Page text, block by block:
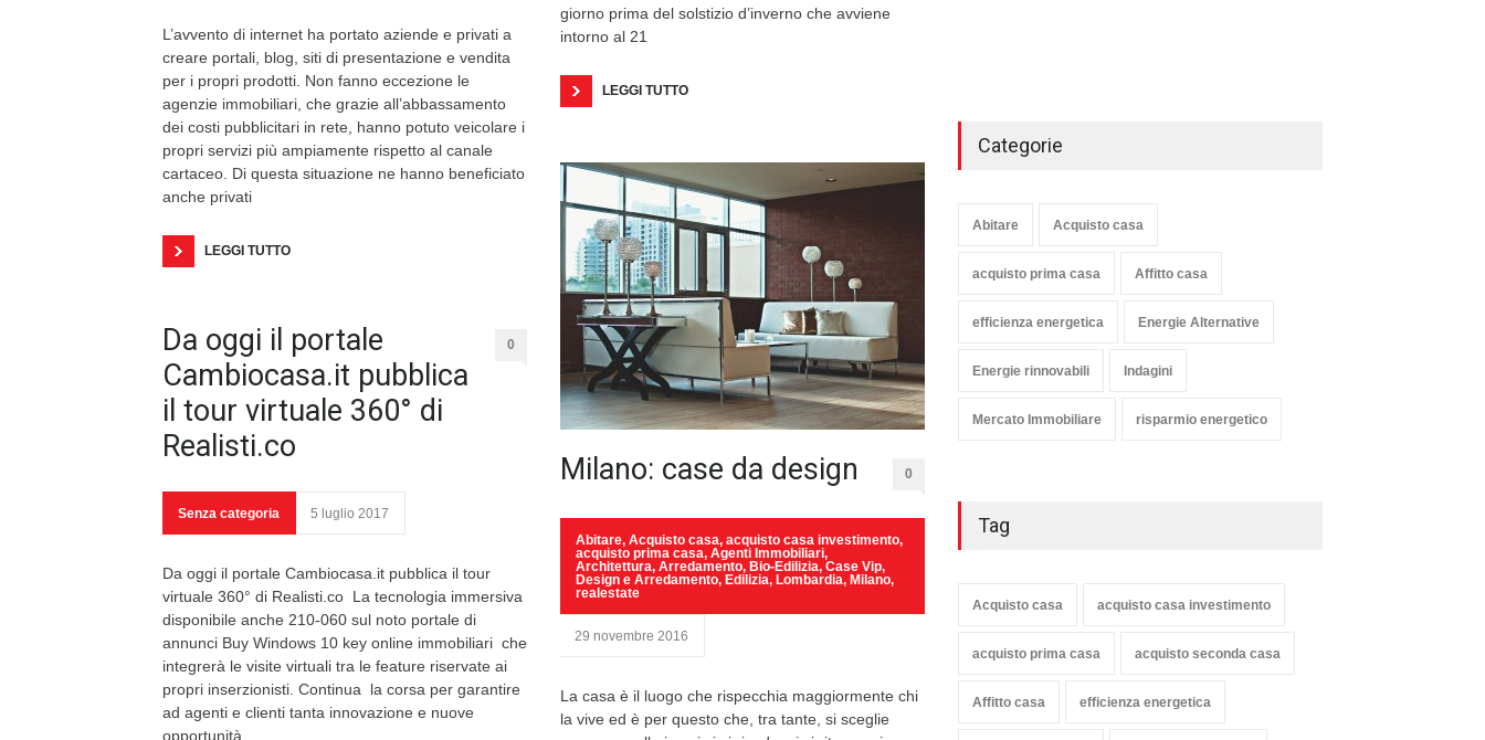
L’avvento di internet ha portato aziende e privati a
creare portali, blog, siti di presentazione e vendita
per i propri prodotti. Non fanno eccezione le
agenzie immobiliari, che grazie all’abbassamento
dei costi pubblicitari in rete, hanno potuto veicolare i
propri servizi più ampiamente rispetto al canale
cartaceo. Di questa situazione ne hanno beneficiato
anche privati
LEGGI TUTTO
Da oggi il portale
Cambiocasa.it pubblica
il tour virtuale 360° di
Realisti.co
0
Senza categoria 5 luglio 2017
Da oggi il portale Cambiocasa.it pubblica il tour
virtuale 360° di Realisti.co La tecnologia immersiva
disponibile anche 210-060 sul noto portale di
annunci Buy Windows 10 key online immobiliari che
integrerà le visite virtuali tra le feature riservate ai
propri inserzionisti. Continua la corsa per garantire
ad agenti e clienti tanta innovazione e nuove
opportunità
giorno prima del solstizio d’inverno che avviene
intorno al 21
LEGGI TUTTO
Milano: case da design 0
Abitare, Acquisto casa, acquisto casa investimento,
acquisto prima casa, Agenti Immobiliari,
Architettura, Arredamento, Bio-Edilizia, Case Vip,
Design e Arredamento, Edilizia, Lombardia, Milano,
realestate
29 novembre 2016
La casa è il luogo che rispecchia maggiormente chi
la vive ed è per questo che, tra tante, si sceglie
Categorie
Abitare Acquisto casa
acquisto prima casa Affitto casa
efficienza energetica Energie Alternative
Energie rinnovabili Indagini
Mercato Immobiliare risparmio energetico
Tag
Acquisto casa acquisto casa investimento
acquisto prima casa acquisto seconda casa
Affitto casa efficienza energetica